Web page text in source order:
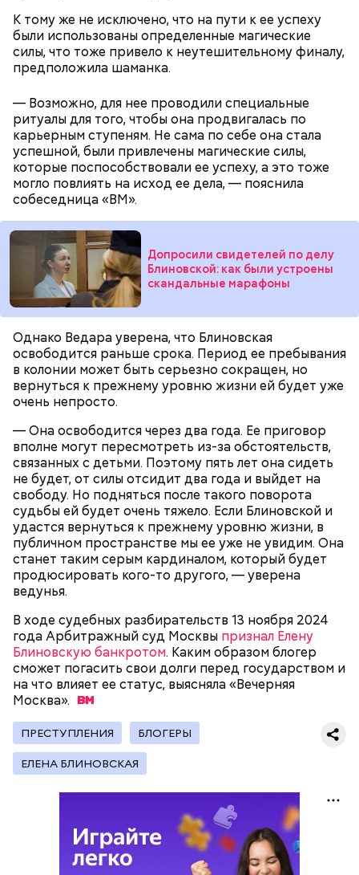
К тому же не исключено, что на пути к ее успеху
были использованы определенные магические
силы, что тоже привело к неутешительному финалу,
предположила шаманка.
— Возможно, для нее проводили специальные
ритуалы для того, чтобы она продвигалась по
карьерным ступеням. Не сама по себе она стала
успешной, были привлечены магические силы,
которые поспособствовали ее успеху, а это тоже
могло повлиять на исход ее дела, — пояснила
собеседница «ВМ».
Допросили свидетелей по делу
Блиновской: как были устроены
скандальные марафоны
Однако Ведара уверена, что Блиновская
освободится раньше срока. Период ее пребывания
в колонии может быть серьезно сокращен, но
вернуться к прежнему уровню жизни ей будет уже
очень непросто.
— Она освободится через два года. Ее приговор
вполне могут пересмотреть из-за обстоятельств,
связанных с детьми. Поэтому пять лет она сидеть
не будет, от силы отсидит два года и выйдет на
свободу. Но подняться после такого поворота
судьбы ей будет очень тяжело. Если Блиновской и
удастся вернуться к прежнему уровню жизни, в
публичном пространстве мы ее уже не увидим. Она
станет таким серым кардиналом, который будет
продюсировать кого-то другого, — уверена
ведунья.
В ходе судебных разбирательств 13 ноября 2024
года Арбитражный суд Москвы признал Елену
Блиновскую банкротом. Каким образом блогер
сможет погасить свои долги перед государством и
на что влияет ее статус, выясняла «Вечерняя
Москва».
ПРЕСТУПЛЕНИЯ БЛОГЕРЫ
ЕЛЕНА БЛИНОВСКАЯ
Вред дыни
Фото: Shutterstock
Однако диетолог предупредила: не для всех дыня
может быть полезна. В первую очередь ее стоит
есть с осторожностью людям:
с сахарным диабетом;
лишним весом.
— Наиболее распространенные борщ, щи, котлеты,
салаты, лаваш с творогом и сыром, пироги, омлет,
запеканка. Щавеля там везде используется
немного, поэтому никакого вреда от него не будет.
Чем разнообразнее рацион питания человека, тем
лучше. Потому что это исключает вероятность
возникновения дефицитов микроэлементов, —
заверил специалист.
Вовсю идет и сезон черешни. «Вечерняя Москва»
узнала у врача — эндокринолога-диетолога
Натальи Лазуренко, как правильно есть эту ягоду
пользой для здоровья.